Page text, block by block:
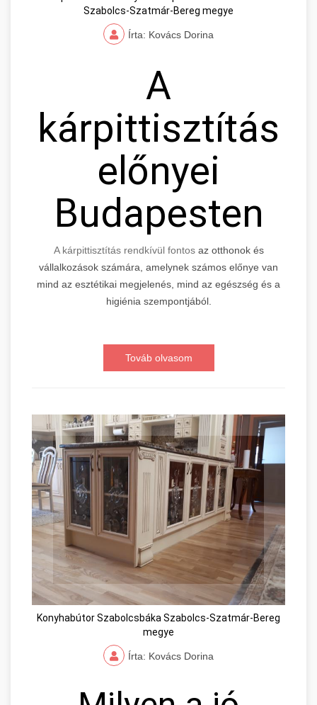
Szabolcs-Szatmár-Bereg megye
Írta: Kovács Dorina
A
kárpittisztítás
előnyei
Budapesten
A kárpittisztítás rendkívül fontosaz otthonok és
vállalkozások számára, amelynek számos előnye van
mind az esztétikai megjelenés, mind az egészség és a
higiénia szempontjából.
Továb olvasom
Konyhabútor Szabolcsbáka Szabolcs-Szatmár-Bereg
megye
Írta: Kovács Dorina